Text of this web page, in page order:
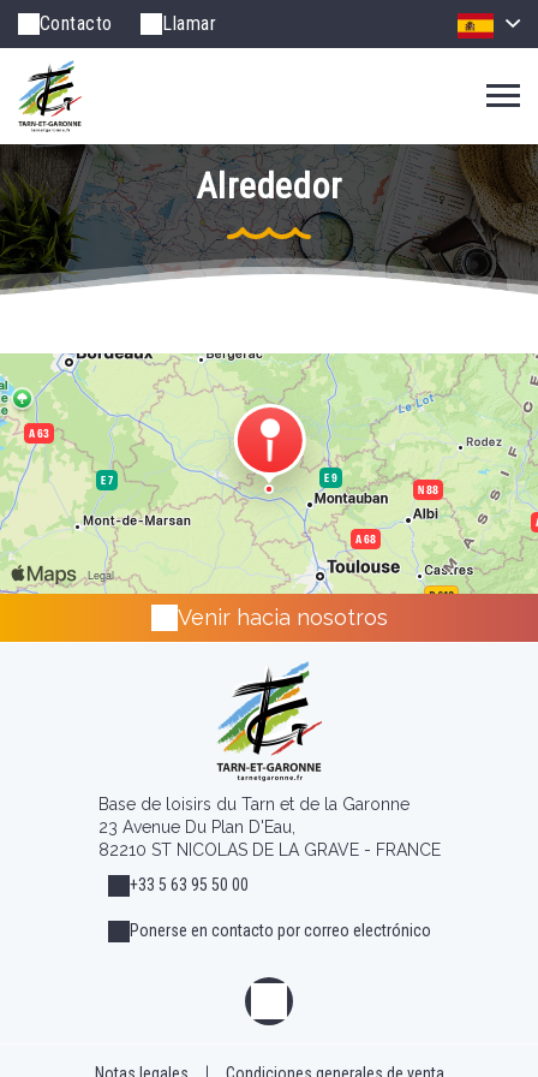
Contacto Llamar
Alrededor
Venir hacia nosotros
Base de loisirs du Tarn et de la Garonne
23 Avenue Du Plan D'Eau,
82210 ST NICOLAS DE LA GRAVE - FRANCE
+33 5 63 95 50 00
Ponerse en contacto por correo electrónico